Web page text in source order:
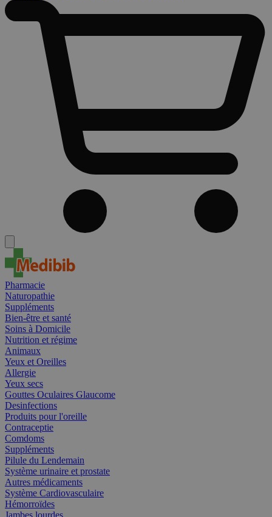
Pharmacie
Naturopathie
Suppléments
Bien-être et santé
Soins à Domicile
Nutrition et régime
Animaux
Yeux et Oreilles
Allergie
Yeux secs
Gouttes Oculaires Glaucome
Desinfections
Produits pour l'oreille
Contraceptie
Comdoms
Suppléments
Pilule du Lendemain
Système urinaire et prostate
Autres médicaments
Système Cardiovasculaire
Hémorroïdes